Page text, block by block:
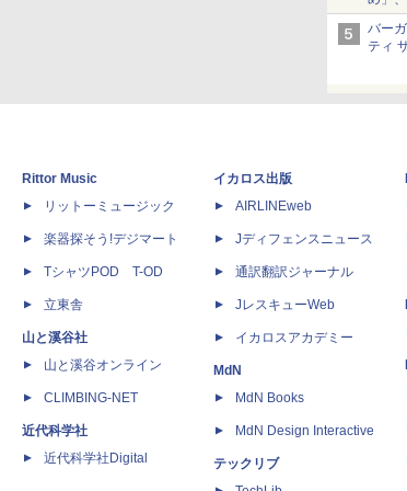
バー
ティ
Rittor Music
リットーミュージック
楽器探そう!デジマート
TシャツPOD T-OD
立東舎
山と溪谷社
山と溪谷オンライン
CLIMBING-NET
近代科学社
近代科学社Digital
イカロス出版
AIRLINEweb
Jディフェンスニュース
通訳翻訳ジャーナル
JレスキューWeb
イカロスアカデミー
MdN
MdN Books
MdN Design Interactive
テックリブ